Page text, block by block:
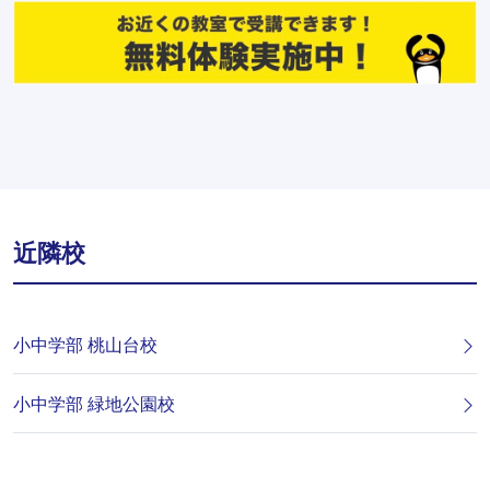
近隣校
小中学部 桃山台校
小中学部 緑地公園校